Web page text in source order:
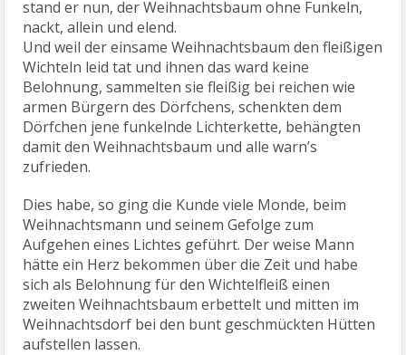
stand er nun, der Weihnachtsbaum ohne Funkeln,
nackt, allein und elend.
Und weil der einsame Weihnachtsbaum den fleißigen
Wichteln leid tat und ihnen das ward keine
Belohnung, sammelten sie fleißig bei reichen wie
armen Bürgern des Dörfchens, schenkten dem
Dörfchen jene funkelnde Lichterkette, behängten
damit den Weihnachtsbaum und alle warn’s
zufrieden.
Dies habe, so ging die Kunde viele Monde, beim
Weihnachtsmann und seinem Gefolge zum
Aufgehen eines Lichtes geführt. Der weise Mann
hätte ein Herz bekommen über die Zeit und habe
sich als Belohnung für den Wichtelfleiß einen
zweiten Weihnachtsbaum erbettelt und mitten im
Weihnachtsdorf bei den bunt geschmückten Hütten
aufstellen lassen.